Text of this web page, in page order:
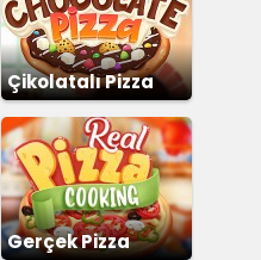
Çikolatalı Pizza
Gerçek Pizza